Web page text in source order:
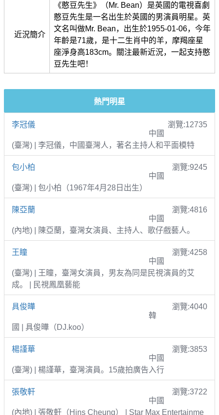
近況簡介
《憨豆先生》（Mr. Bean）是英國的電視喜劇
憨豆先生是一名出生於英國的男演員明星。英
文名叫做Mr. Bean，出生於1955-01-06，今年
年齡是71歲，是十二生肖中的羊，摩羯座星
座淨身高183cm。關注最新近況，一起支持憨
豆先生吧！
熱門明星
李冠儀
瀏覽:12735
中國
(臺灣) | 李冠儀，中國臺灣人，著名主持人和平面模特
包小柏
瀏覽:9245
中國
(臺灣) | 包小柏（1967年4月28日出生）
陳亞蘭
瀏覽:4816
中國
(內地) | 陳亞蘭，臺灣女演員、主持人、歌仔戲藝人。
王瞳
瀏覽:4258
中國
(臺灣) | 王瞳，臺灣女演員，男友為同是民視演員的艾
成。 | 民視鳳凰藝能
具俊曄
瀏覽:4040
韓
國 | 具俊曄（DJ.koo）
楊謹華
瀏覽:3853
中國
(臺灣) | 楊謹華，臺灣演員。15歲拍廣告入行
張敬軒
瀏覽:3722
中國
(內地) | 張敬軒（Hins Cheung） | Star Max Entertainme